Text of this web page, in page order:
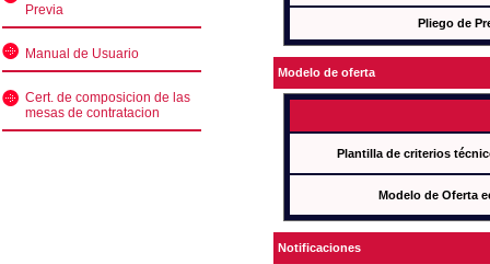
Previa
Manual de Usuario
Cert. de composicion de las
mesas de contratacion
Pliego de
Modelo de oferta
Plantilla de criterios
Modelo de Oferta
Notificaciones